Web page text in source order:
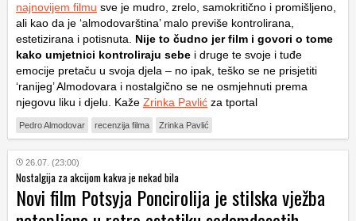
najnovijem filmu sve je mudro, zrelo, samokritično i promišljeno,
ali kao da je ‘almodovarština’ malo previše kontrolirana,
estetizirana i potisnuta. Nije to čudno jer film i govori o tome
kako umjetnici kontroliraju sebe i druge te svoje i tuđe
emocije pretaču u svoja djela – no ipak, teško se ne prisjetiti
‘ranijeg’ Almodovara i nostalgično se ne osmjehnuti prema
njegovu liku i djelu. Kaže Zrinka Pavlić za tportal
Pedro Almodovar recenzija filma Zrinka Pavlić
26.07. (23:00)
Nostalgija za akcijom kakva je nekad bila
Novi film Potsyja Poncirolija je stilska vježba